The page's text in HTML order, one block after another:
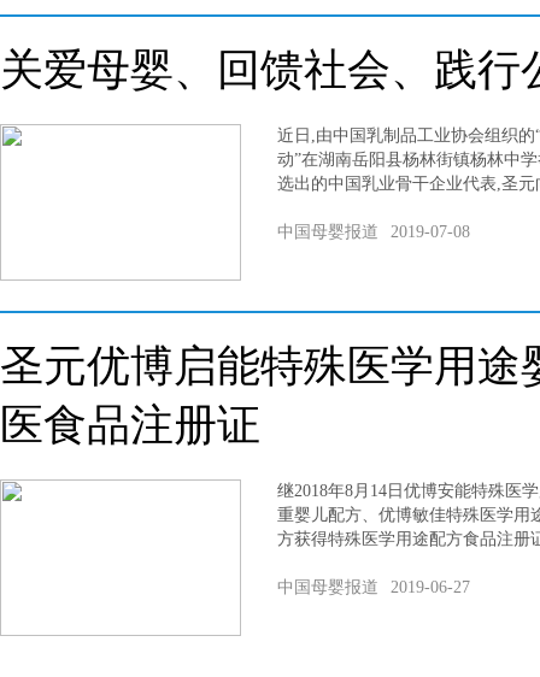
关爱母婴、回馈社会、践
近日,由中国乳制品工业协会组织
动”在湖南岳阳县杨林街镇杨林中
选出的中国乳业骨干企业代表,圣
中国母婴报道 2019-07-08
圣元优博启能特殊医学用
医食品注册证
继2018年8月14日优博安能特殊医
重婴儿配方、优博敏佳特殊医学用
方获得特殊医学用途配方食品注册
中国母婴报道 2019-06-27